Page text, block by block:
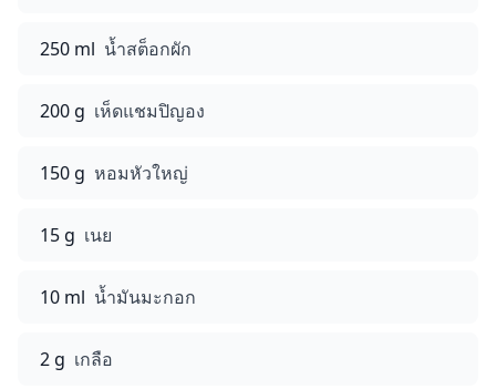
250 ml น้ำสต็อกผัก
200 g เห็ดแชมปิญอง
150 g หอมหัวใหญ่
15 g เนย
10 ml น้ำมันมะกอก
2 g เกลือ